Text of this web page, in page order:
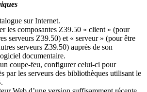
sur Internet.
les composantes Z39.50 « client » (pour
serveurs Z39.50) et « serveur » (pour être
serveurs Z39.50) auprès de son
documentaire.
coupe-feu, configurer celui-ci pour
par les serveurs des bibliothèques utilisant le